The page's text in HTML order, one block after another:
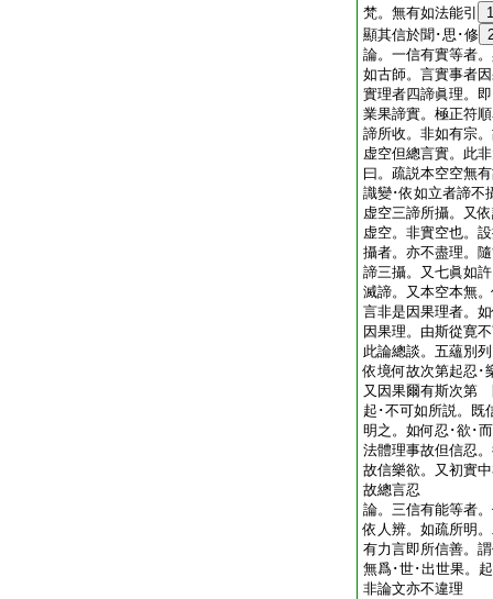
梵。無有如法能引
1
顯其信於聞･思･修
論。一信有實等者
如古師。言實事者
實理者四諦眞理。
業果諦實。極正符
諦所收。非如有宗
虚空但總言實。此
曰。疏説本空空無
識變･依如立者諦不
虚空三諦所攝。又
虚空。非實空也。
攝者。亦不盡理。
諦三攝。又七眞如
滅諦。又本空本無
言非是因果理者。
因果理。由斯從寛
此論總談。五蘊別
依境何故次第起忍
又因果爾有斯次第
起･不可如所説。既
明之。如何忍･欲･
法體理事故但信忍
故信樂欲。又初實
故總言忍
論。三信有能等者
依人辨。如疏所明
有力言即所信善。
無爲･世･出世果。
非論文亦不違理